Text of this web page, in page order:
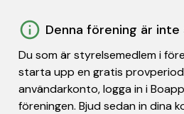
Denna förening är
Du som är styrelsemedlem i
starta upp en gratis
användarkonto, logga in i
föreningen. Bjud sedan in dina